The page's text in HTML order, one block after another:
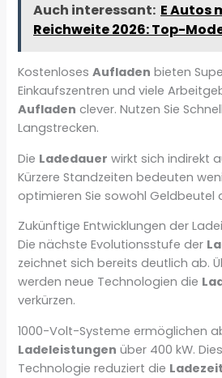
Auch interessant: E Autos
Reichweite 2026: Top-
KostenlosesAufladen bieten
Einkaufszentren und viele
Aufladen clever. Nutzen Sie
Langstrecken.
Die Ladedauer wirkt sich indirekt
Kürzere Standzeiten bedeuten
optimieren Sie sowohl Geldbeutel
Zukünftige Entwicklungen der
Die nächste Evolutionsstufe der
zeichnet sich bereits deutlich ab.
werden neue Technologien die
verkürzen.
1000-Volt-Systeme ermöglichen
Ladeleistungen über 400 kW.
Technologie reduziert die Ladezeit